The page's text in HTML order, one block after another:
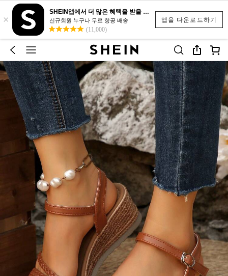
앱을 다운로드하기
×
SHEIN앱에서 더 많은 혜택을 받을 수 있어요.
신규회원 누구나 무료 항공 배송
(11,000)